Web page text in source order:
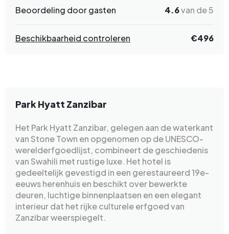
Beoordeling door gasten 4.6van de 5
Beschikbaarheid controleren €496
Park Hyatt Zanzibar
Het Park Hyatt Zanzibar, gelegen aan de waterkant
van Stone Town en opgenomen op de UNESCO-
werelderfgoedlijst, combineert de geschiedenis
van Swahili met rustige luxe. Het hotel is
gedeeltelijk gevestigd in een gerestaureerd 19e-
eeuws herenhuis en beschikt over bewerkte
deuren, luchtige binnenplaatsen en een elegant
interieur dat het rijke culturele erfgoed van
Zanzibar weerspiegelt.